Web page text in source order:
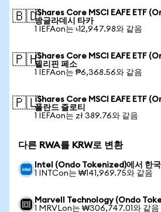
🇧🇩iShares Core MSCI EAFE ETF
방글라데시 타카
1 IEFAon는 ৳12,947.98와 같음
🇵🇭iShares Core MSCI EAFE ETF
필리핀 페소
1 IEFAon는 ₱6,368.56와 같음
🇵🇱iShares Core MSCI EAFE ETF
폴란드 즐로티
1 IEFAon는 zł 389.76와 같음
다른 RWA를 KRW로 변환
Intel (Ondo Tokenized)에서 한
1 INTCon는 ₩141,969.75와 같음
Marvell Technology (Ondo
1 MRVLon는 ₩306,747.01와 같음